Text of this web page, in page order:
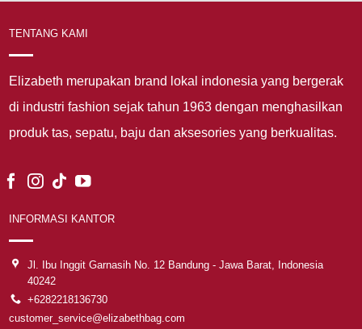
TENTANG KAMI
Elizabeth merupakan brand lokal indonesia yang bergerak
di industri fashion sejak tahun 1963 dengan menghasilkan
produk tas, sepatu, baju dan aksesories yang berkualitas.
INFORMASI KANTOR
Jl. Ibu Inggit Garnasih No. 12 Bandung - Jawa Barat, Indonesia
40242
+6282218136730
customer_service@elizabethbag.com